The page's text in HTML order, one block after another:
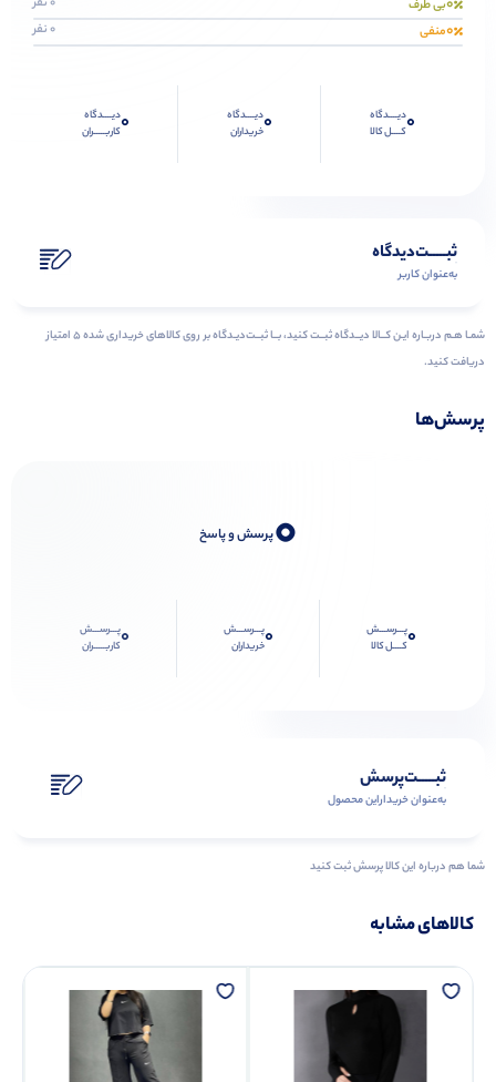
بی طرف
0منفی 0 نفر
0دیــــدگاه
کــــل کالا
0دیــــدگاه
خریداران
0دیــــدگاه
کاربـــــران
ثبـــــت‌دیدگاه
به‌عنوان کاربر
شمـا هـم دربـاره ایـن کــالا دیــدگاه ثبــت کنید، بــا ثبــت‌دیـدگاه بر روی کالاهای خریداری شده ۵ امتیاز
دریافت کنید.
پرسش‌ها
0پرسش و پاسخ
0پـــرســـش
کــــل کالا
0پـــرســـش
خریداران
0پـــرســـش
کاربـــــران
ثبـــــت‌پرسش
به‌عنوان ‌خریدار‌این‌ محصول
شما هم درباره این کالا پرسش ثبت کنید
کالاهای مشابه